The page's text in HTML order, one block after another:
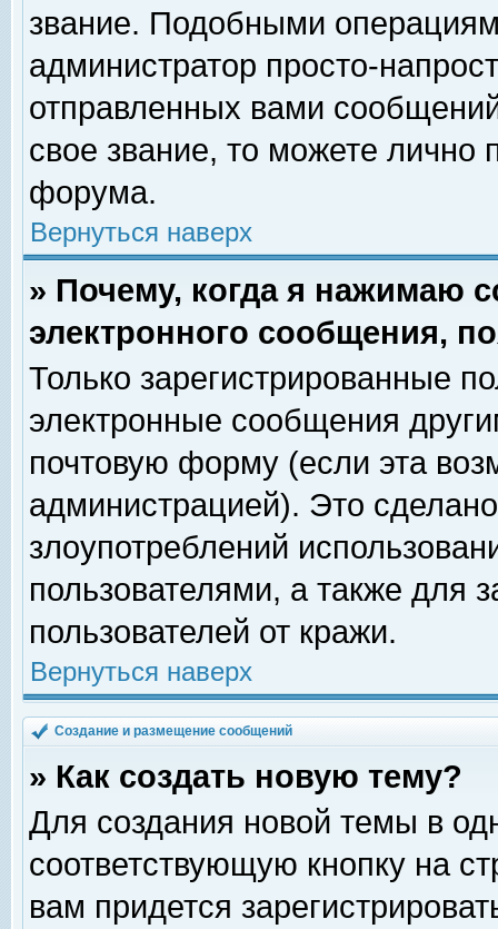
звание. Подобными
администратор просто-
отправленных вами
свое звание, то можете лично
форума.
Вернуться наверх
» Почему, когда я нажимаю
электронного сообщения,
Только зарегистрированные
электронные сообщения
почтовую форму (если эта
администрацией). Это
злоупотреблений
пользователями, а также для
пользователей от кражи.
Вернуться наверх
Создание и размещение сообщений
» Как создать новую тему?
Для создания новой темы в
соответствующую кнопку на
вам придется